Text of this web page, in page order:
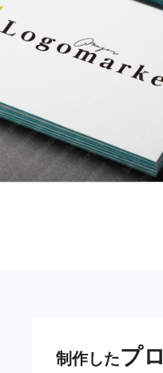
制作したプロ